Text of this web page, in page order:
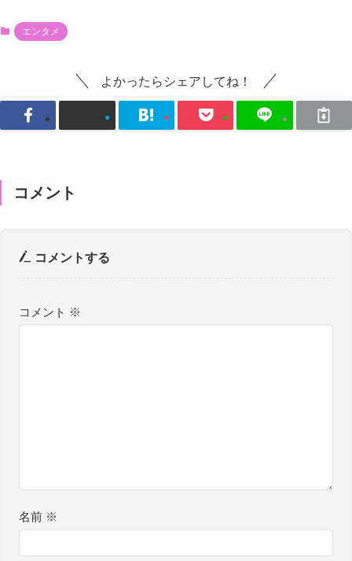
エンタメ
よかったらシェアしてね！
コメント
コメントする
コメント ※
名前 ※